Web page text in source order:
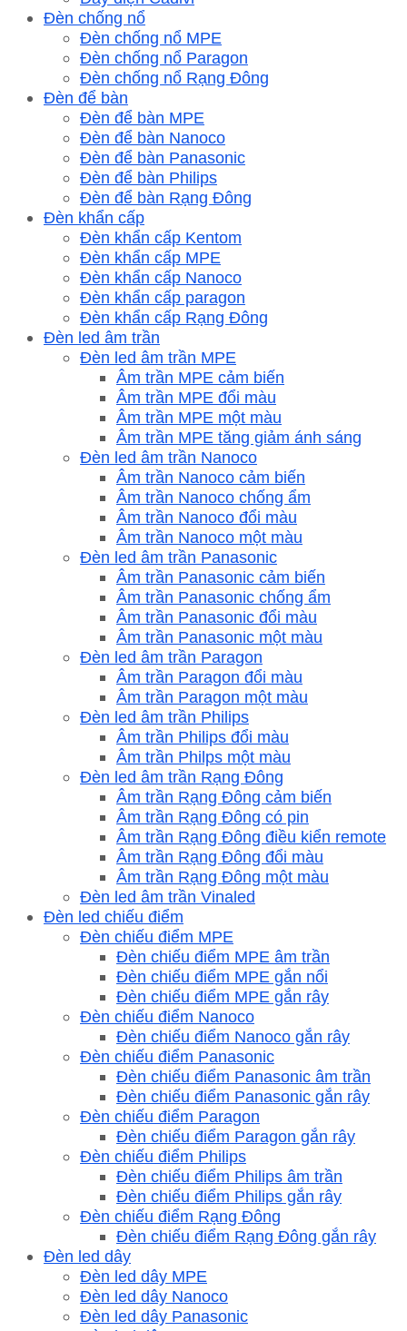
Đèn chống nổ
Đèn chống nổ MPE
Đèn chống nổ Paragon
Đèn chống nổ Rạng Đông
Đèn để bàn
Đèn để bàn MPE
Đèn để bàn Nanoco
Đèn để bàn Panasonic
Đèn để bàn Philips
Đèn để bàn Rạng Đông
Đèn khẩn cấp
Đèn khẩn cấp Kentom
Đèn khẩn cấp MPE
Đèn khẩn cấp Nanoco
Đèn khẩn cấp paragon
Đèn khẩn cấp Rạng Đông
Đèn led âm trần
Đèn led âm trần MPE
Âm trần MPE cảm biến
Âm trần MPE đổi màu
Âm trần MPE một màu
Âm trần MPE tăng giảm ánh sáng
Đèn led âm trần Nanoco
Âm trần Nanoco cảm biến
Âm trần Nanoco chống ẩm
Âm trần Nanoco đổi màu
Âm trần Nanoco một màu
Đèn led âm trần Panasonic
Âm trần Panasonic cảm biến
Âm trần Panasonic chống ẩm
Âm trần Panasonic đổi màu
Âm trần Panasonic một màu
Đèn led âm trần Paragon
Âm trần Paragon đổi màu
Âm trần Paragon một màu
Đèn led âm trần Philips
Âm trần Philips đổi màu
Âm trần Philps một màu
Đèn led âm trần Rạng Đông
Âm trần Rạng Đông cảm biến
Âm trần Rạng Đông có pin
Âm trần Rạng Đông điều kiển remote
Âm trần Rạng Đông đổi màu
Âm trần Rạng Đông một màu
Đèn led âm trần Vinaled
Đèn led chiếu điểm
Đèn chiếu điểm MPE
Đèn chiếu điểm MPE âm trần
Đèn chiếu điểm MPE gắn nổi
Đèn chiếu điểm MPE gắn rây
Đèn chiếu điểm Nanoco
Đèn chiếu điểm Nanoco gắn rây
Đèn chiếu điểm Panasonic
Đèn chiếu điểm Panasonic âm trần
Đèn chiếu điểm Panasonic gắn rây
Đèn chiếu điểm Paragon
Đèn chiếu điểm Paragon gắn rây
Đèn chiếu điểm Philips
Đèn chiếu điểm Philips âm trần
Đèn chiếu điểm Philips gắn rây
Đèn chiếu điểm Rạng Đông
Đèn chiếu điểm Rạng Đông gắn rây
Đèn led dây
Đèn led dây MPE
Đèn led dây Nanoco
Đèn led dây Panasonic